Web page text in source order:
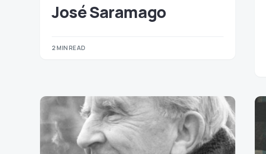
José Saramago
2 MIN READ